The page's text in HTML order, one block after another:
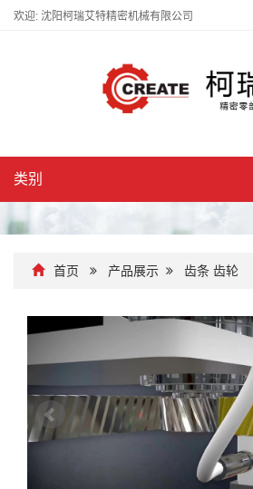
欢迎: 沈阳柯瑞艾特精密机械有限公司
类别
首页 产品展示 齿条 齿轮